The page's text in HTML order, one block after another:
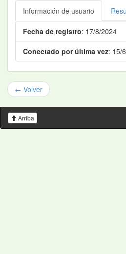
Información de usuario
Fecha de registro: 17/8/2024
Conectado por última vez: 15/
← Volver
Arriba